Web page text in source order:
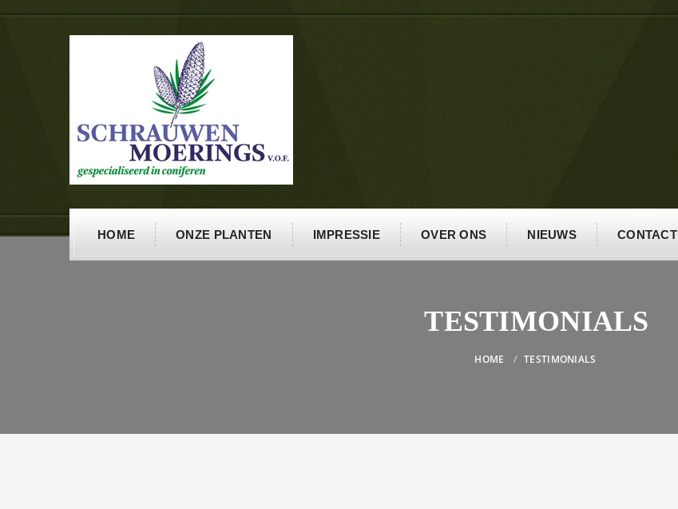
HOME ONZE PLANTEN IMPRESSIE OVER ONS NIEUWS CONTACT
TESTIMONIALS
HOME TESTIMONIALS